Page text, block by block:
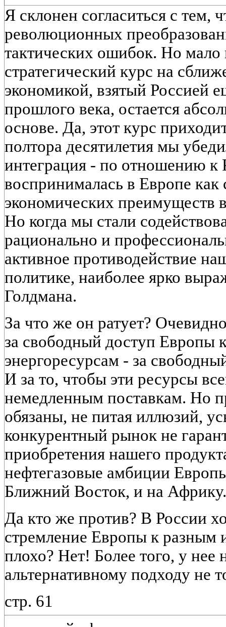
Я склонен согласиться с тем,
революционных
тактических ошибок. Но мало
стратегический курс на
экономикой, взятый Россией
прошлого века, остается
основе. Да, этот курс
полтора десятилетия мы
интеграция - по отношению к
воспринималась в Европе как
экономических преимуществ
Но когда мы стали
рационально и
активное противодействие
политике, наиболее ярко
Голдмана.
За что же он ратует?
за свободный доступ Европы
энергоресурсам - за
И за то, чтобы эти ресурсы
немедленным поставкам. Но
обязаны, не питая иллюзий,
конкурентный рынок не
приобретения нашего
нефтегазовые амбиции
Ближний Восток, и на
Да кто же против? В России
стремление Европы к разным
плохо? Нет! Более того, у нее
альтернативному подходу не
стр. 61